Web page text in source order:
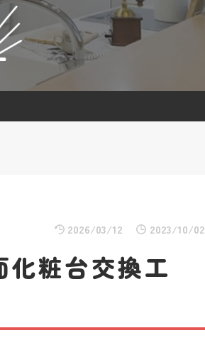
2026/03/12 2023/10/02
粧台交換工